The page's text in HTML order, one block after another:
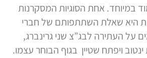
במיוחד. אחת הסוגיות המסקרנות
היא שאלת השתתפותם של חברי
על העתירה לבג”צ שני גרינברג,
ויפתח שטיין בגוף הבוחר עצמו.